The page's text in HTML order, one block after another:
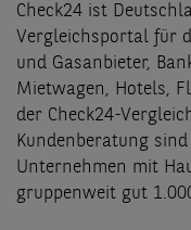
Check24 ist
Vergleichsportal für
und Gasanbieter,
Mietwagen, Hotels,
der Check24-
Kundenberatung
Unternehmen mit
gruppenweit gut